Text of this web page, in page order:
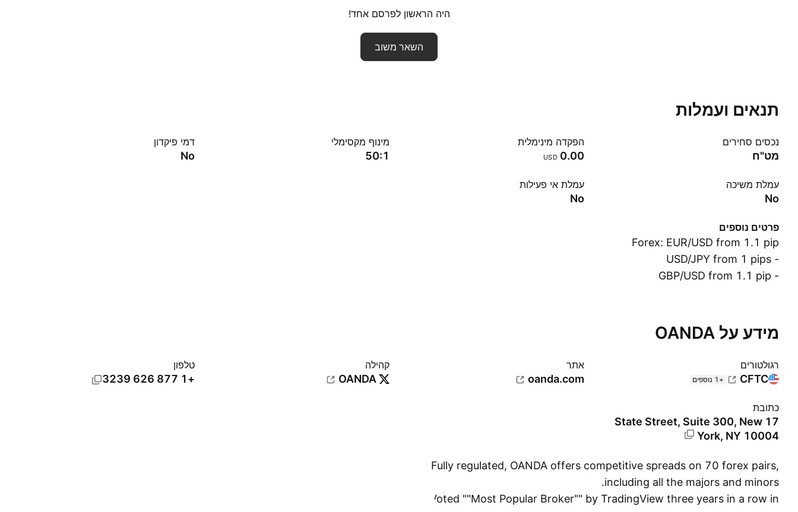
היה הראשון לפרסם אחד!
השאר משוב
תנאים ועמלות
נכסים סחירים
מט"ח
הפקדה מינימלית
0.00
USD
מינוף מקסימלי
50:1
דמי פיקדון
No
עמלת משיכה
No
עמלת אי פעילות
No
פרטים נוספים
Forex: EUR/USD from 1.1 pip
- USD/JPY from 1 pips
- GBP/USD from 1.1 pip
מידע על OANDA
רגולטורים
CFTC +1 נוספים
אתר‏
oanda.com
קהילה
OANDA
טלפון
+1 877 626 3239
כתובת
17 State Street, Suite 300, New
York, NY 10004
Fully regulated, OANDA offers competitive spreads on 70 forex pairs,
including all the majors and minors.
Voted ""Most Popular Broker"" by TradingView three years in a row in